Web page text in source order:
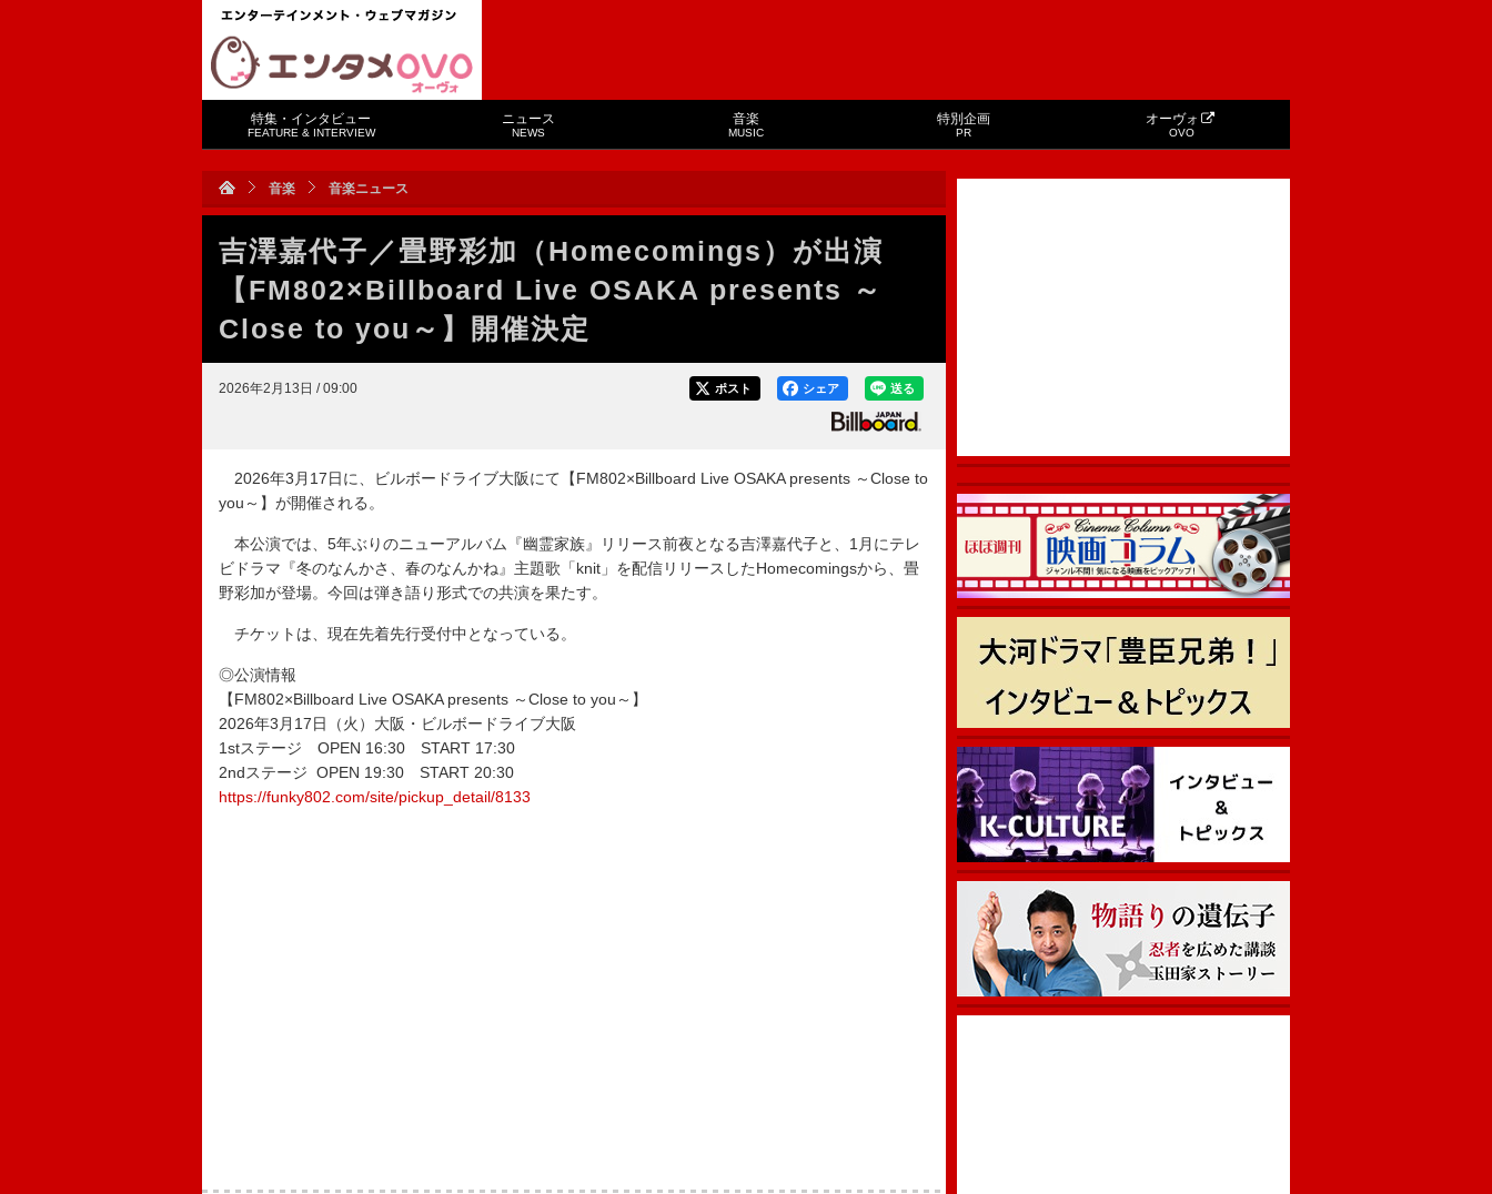
特集・インタビュー
FEATURE & INTERVIEW
ニュース
NEWS
音楽
MUSIC
特別企画
PR
オーヴォ
OVO
音楽 音楽ニュース
吉澤嘉代子／畳野彩加（Homecomings）が出演
【FM802×Billboard Live OSAKA presents ～
Close to you～】開催決定
2026年2月13日 / 09:00 送る
シェア
ポスト
2026年3月17日に、ビルボードライブ大阪にて【FM802×Billboard Live OSAKA presents ～Close to
you～】が開催される。
本公演では、5年ぶりのニューアルバム『幽霊家族』リリース前夜となる吉澤嘉代子と、1月にテレ
ビドラマ『冬のなんかさ、春のなんかね』主題歌「knit」を配信リリースしたHomecomingsから、畳
野彩加が登場。今回は弾き語り形式での共演を果たす。
チケットは、現在先着先行受付中となっている。
◎公演情報
【FM802×Billboard Live OSAKA presents ～Close to you～】
2026年3月17日（火）大阪・ビルボードライブ大阪
1stステージ OPEN 16:30 START 17:30
2ndステージ OPEN 19:30 START 20:30
https://funky802.com/site/pickup_detail/8133